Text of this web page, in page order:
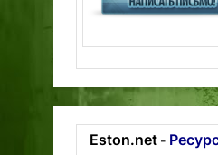
Eston.net-